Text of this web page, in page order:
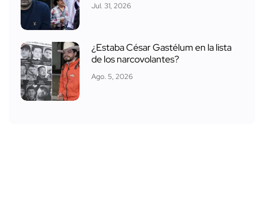
Jul. 31, 2026
¿Estaba César Gastélum en la lista
de los narcovolantes?
Ago. 5, 2026